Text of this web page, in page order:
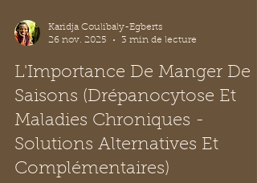
Karidja Coulibaly-Egberts
26 nov. 2025
3 min de lecture
L'Importance De Manger De
Saisons (Drépanocytose Et
Maladies Chroniques -